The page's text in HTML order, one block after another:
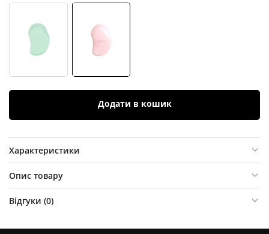
Додати в кошик
Характеристики
Опис товару
Відгуки (0)